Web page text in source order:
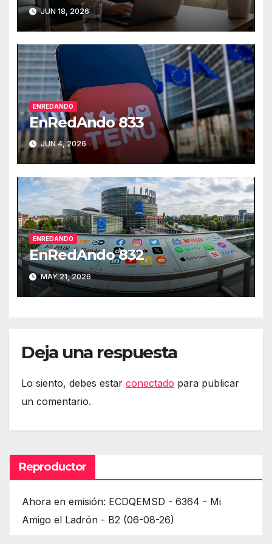
JUN 18, 2026
ENREDANDO
EnRedAndo 833
JUN 4, 2026
ENREDANDO
EnRedAndo 832
MAY 21, 2026
Deja una respuesta
Lo siento, debes estar conectado para publicar
un comentario.
Reproductor
Ahora en emisión: ECDQEMSD - 6364 - Mi
Amigo el Ladrón - B2 (06-08-26)